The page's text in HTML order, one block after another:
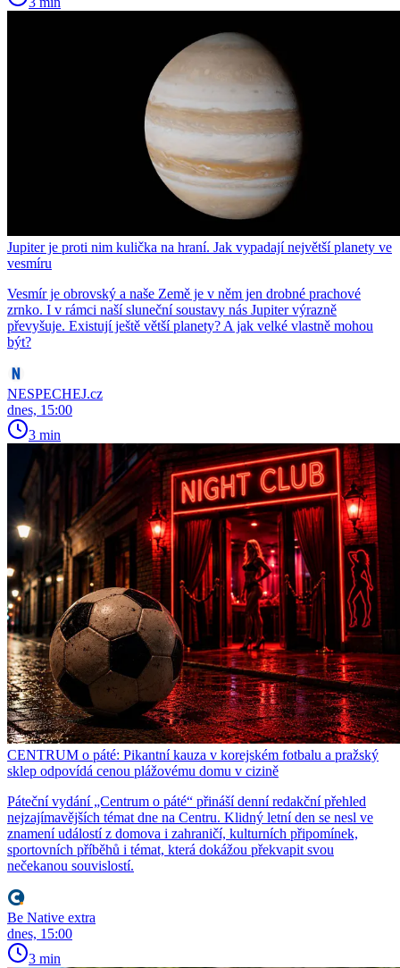
Jupiter je proti nim kulička na hraní. Jak vypadají největší planety ve
vesmíru
Vesmír je obrovský a naše Země je v něm jen drobné prachové
zrnko. I v rámci naší sluneční soustavy nás Jupiter výrazně
převyšuje. Existují ještě větší planety? A jak velké vlastně mohou
být?
NESPECHEJ.cz
dnes, 15:00
3 min
CENTRUM o páté: Pikantní kauza v korejském fotbalu a pražský
sklep odpovídá cenou plážovému domu v cizině
Páteční vydání „Centrum o páté“ přináší denní redakční přehled
nejzajímavějších témat dne na Centru. Klidný letní den se nesl ve
znamení událostí z domova i zahraničí, kulturních připomínek,
sportovních příběhů i témat, která dokážou překvapit svou
nečekanou souvislostí.
Be Native extra
dnes, 15:00
3 min